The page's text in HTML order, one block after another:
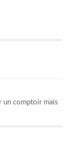
un comptoir mais